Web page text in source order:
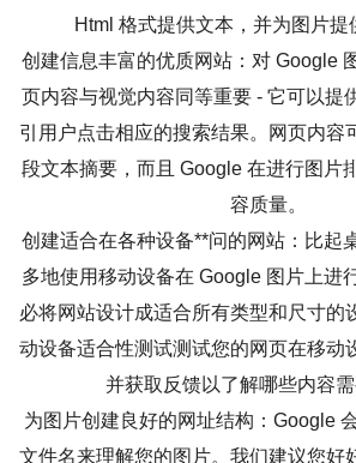
Html 格式提供文本，并为图片提
创建信息丰富的优质网站：对 Google
页内容与视觉内容同等重要 - 它可以提
引用户点击相应的搜索结果。网页内容
段文本摘要，而且 Google 在进行图片
容质量。
创建适合在各种设备**问的网站：比起
多地使用移动设备在 Google 图片上进
必将网站设计成适合所有类型和尺寸的
动设备适合性测试测试您的网页在移动
并获取反馈以了解哪些内容需
为图片创建良好的网址结构：Google
文件名来理解您的图片。我们建议您好